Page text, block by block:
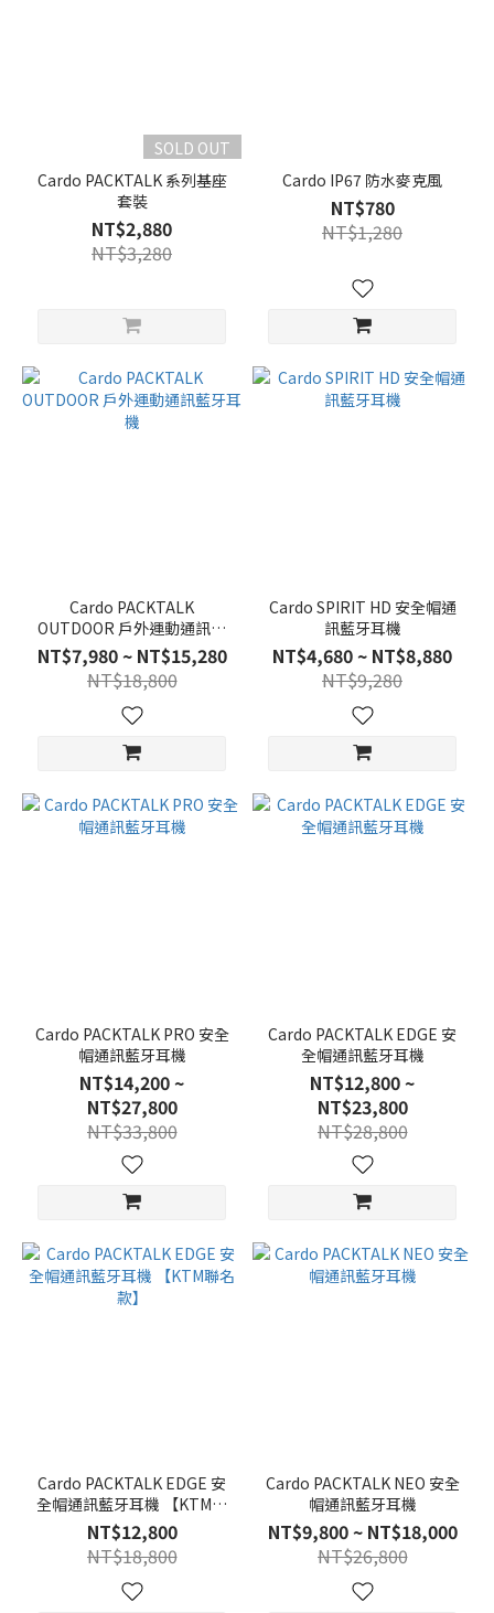
SOLD OUT
Cardo PACKTALK 系列基座
套裝
NT$2,880
NT$3,280
Cardo IP67 防水麥克風
NT$780
NT$1,280
Cardo PACKTALK
OUTDOOR 戶外運動通訊藍
牙耳機
NT$7,980 ~ NT$15,280
NT$18,800
Cardo SPIRIT HD 安全帽通
訊藍牙耳機
NT$4,680 ~ NT$8,880
NT$9,280
Cardo PACKTALK PRO 安全
帽通訊藍牙耳機
NT$14,200 ~
NT$27,800
NT$33,800
Cardo PACKTALK EDGE 安
全帽通訊藍牙耳機
NT$12,800 ~
NT$23,800
NT$28,800
Cardo PACKTALK EDGE 安
全帽通訊藍牙耳機 【KTM聯
名款】
NT$12,800
NT$18,800
Cardo PACKTALK NEO 安全
帽通訊藍牙耳機
NT$9,800 ~ NT$18,000
NT$26,800